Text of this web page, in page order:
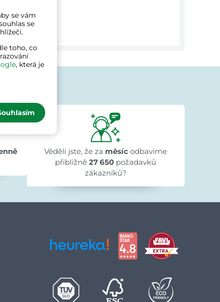
Ivana Ježková
před 1 dnem
★★★★★
★★★★★
★★★★★
"Přehlednost stránek a rychlé dodání."
Věděli jste, že za měsíc odbavíme
přibližně27 650 požadavků
zákazníků?
se vám
se
toho, co
, která je